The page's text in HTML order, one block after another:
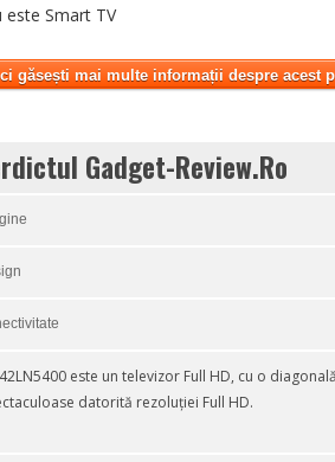
este Smart TV
găsești mai multe informații despre acest
Gadget-Review.Ro
este un televizor Full HD, cu o
datorită rezoluției Full HD.